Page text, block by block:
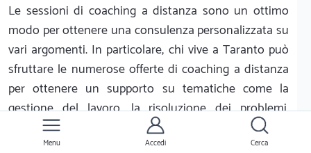
Le sessioni di coaching a distanza sono un ottimo
modo per ottenere una consulenza personalizzata su
vari argomenti. In particolare, chi vive a Taranto può
sfruttare le numerose offerte di coaching a distanza
per ottenere un supporto su tematiche come la
gestione del lavoro, la risoluzione dei problemi,
l'identificazione dei propri obiettivi e la motivazione.
Ma qual è il costo di questo servizio?
Menu Accedi Cerca